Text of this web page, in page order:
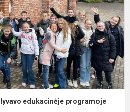
edukacinėje programoje